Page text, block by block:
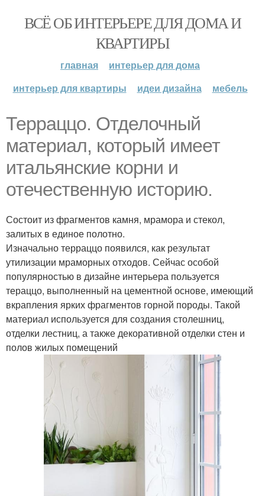
ВСЁ ОБ ИНТЕРЬЕРЕ ДЛЯ ДОМА И
КВАРТИРЫ
главная
интерьер для дома
интерьер для квартиры
идеи дизайна мебель
Терраццо. Отделочный
материал, который имеет
итальянские корни и
отечественную историю.
Состоит из фрагментов камня, мрамора и стекол,
залитых в единое полотно.
Изначально терраццо появился, как результат
утилизации мраморных отходов. Сейчас особой
популярностью в дизайне интерьера пользуется
тераццо, выполненный на цементной основе, имеющий
вкрапления ярких фрагментов горной породы. Такой
материал используется для создания столешниц,
отделки лестниц, а также декоративной отделки стен и
полов жилых помещений